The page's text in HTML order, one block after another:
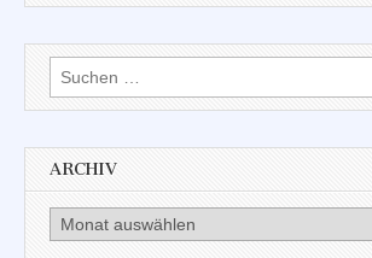
Suchen
nach:
ARCHIV
Archiv